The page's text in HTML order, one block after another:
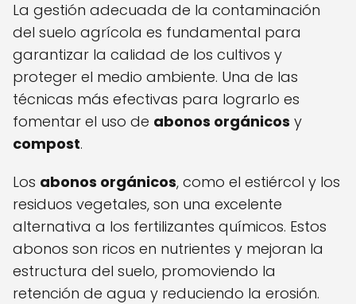
La gestión adecuada de la contaminación
del suelo agrícola es fundamental para
garantizar la calidad de los cultivos y
proteger el medio ambiente. Una de las
técnicas más efectivas para lograrlo es
fomentar el uso de abonos orgánicos y
compost.
Los abonos orgánicos, como el estiércol y los
residuos vegetales, son una excelente
alternativa a los fertilizantes químicos. Estos
abonos son ricos en nutrientes y mejoran la
estructura del suelo, promoviendo la
retención de agua y reduciendo la erosión.